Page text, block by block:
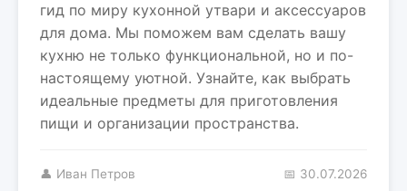
гид по миру кухонной утвари и аксессуаров
для дома. Мы поможем вам сделать вашу
кухню не только функциональной, но и по-
настоящему уютной. Узнайте, как выбрать
идеальные предметы для приготовления
пищи и организации пространства.
👤 Иван Петров 📅 30.07.2026